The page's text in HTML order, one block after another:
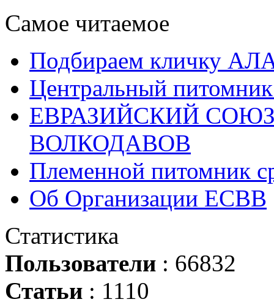
Самое читаемое
Подбираем кличку
Центральный
ЕВРАЗИЙСКИЙ
ВОЛКОДАВОВ
Племенной питомник
Об Организации ЕСВВ
Статистика
Пользователи : 66832
Статьи : 1110